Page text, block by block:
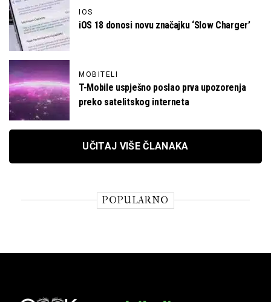
IOS
iOS 18 donosi novu značajku ‘Slow Charger’
MOBITELI
T-Mobile uspješno poslao prva upozorenja
preko satelitskog interneta
UČITAJ VIŠE ČLANAKA
POPULARNO